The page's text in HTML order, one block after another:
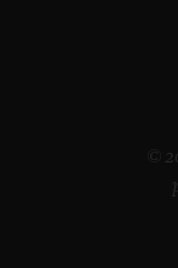
©